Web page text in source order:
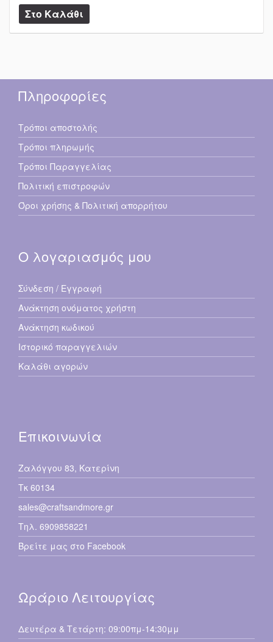
Πληροφορίες
Τρόποι αποστολής
Τρόποι πληρωμής
Τρόποι Παραγγελίας
Πολιτική επιστροφών
Όροι χρήσης & Πολιτική απορρήτου
Ο λογαριασμός μου
Σύνδεση / Εγγραφή
Ανάκτηση ονόματος χρήστη
Ανάκτηση κωδικού
Ιστορικό παραγγελιών
Καλάθι αγορών
Επικοινωνία
Ζαλόγγου 83, Κατερίνη
Τκ 60134
sales@craftsandmore.gr
Τηλ. 6909858221
Βρείτε μας στο Facebook
Ωράριο Λειτουργίας
Δευτέρα & Τετάρτη: 09:00πμ-14:30μμ